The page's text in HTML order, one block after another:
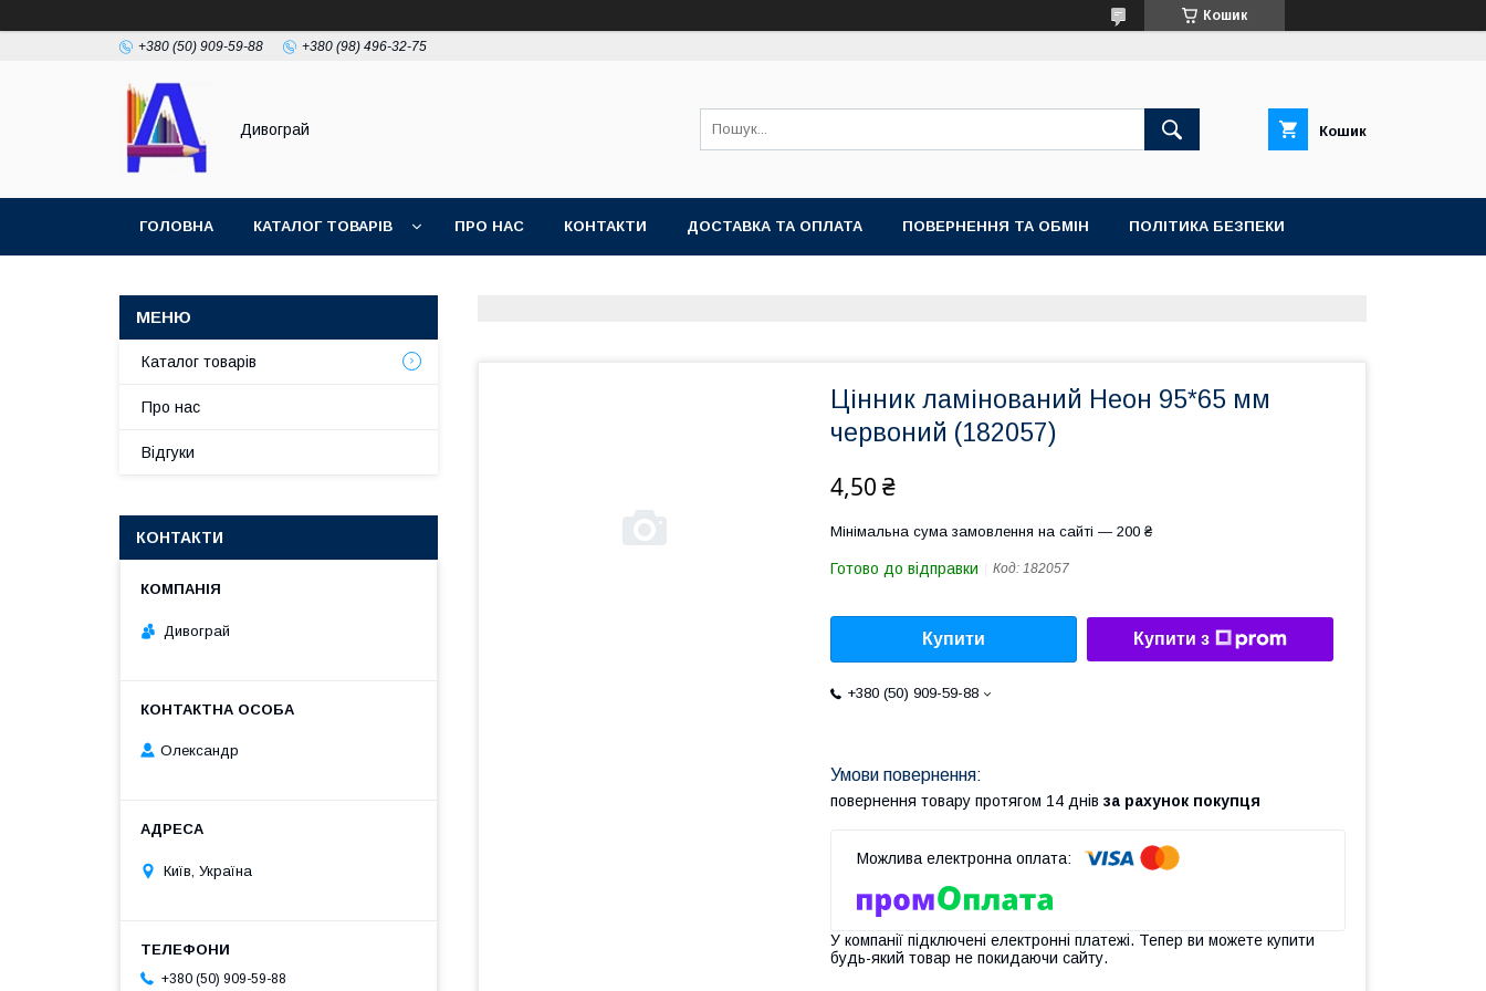
Кошик
+380 (50) 909-59-88 +380 (98) 496-32-75
Дивограй Кошик
ГОЛОВНА КАТАЛОГ ТОВАРІВ ПРО НАС КОНТАКТИ ДОСТАВКА ТА ОПЛАТА ПОВЕРНЕННЯ ТА ОБМІН ПОЛІТИКА БЕЗПЕКИ
Цінник ламінований Неон 95*65 мм
червоний (182057)
4,50 ₴
Мінімальна сума замовлення на сайті — 200 ₴
Готово до відправки Код: 182057
Купити Купити з
+380 (50) 909-59-88
повернення товару протягом 14 днів за рахунок покупця
У компанії підключені електронні платежі. Тепер ви можете купити
будь-який товар не покидаючи сайту.
Каталог товарів
Про нас
Відгуки
КОНТАКТИ
Дивограй
Олександр
Київ, Україна
+380 (50) 909-59-88